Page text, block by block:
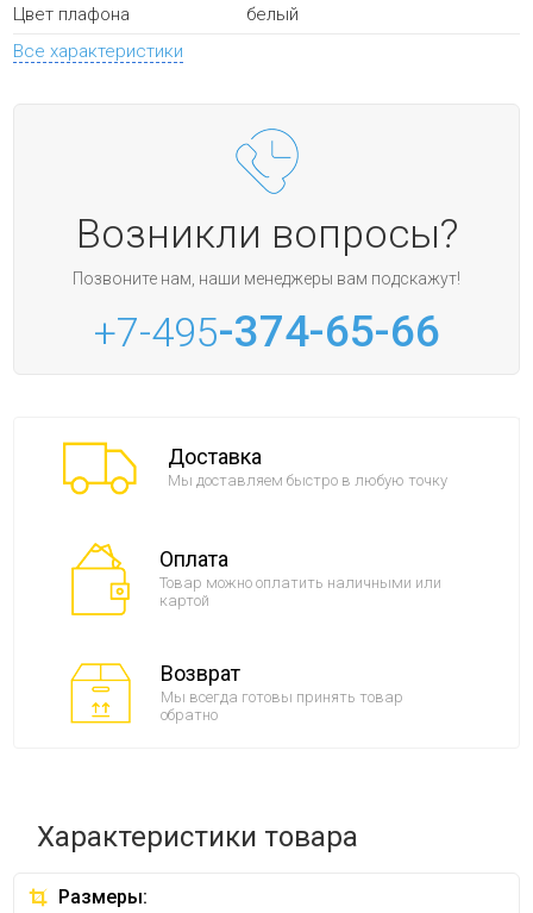
Цвет плафона
белый
Все характеристики
Возникли вопросы?
Позвоните нам, наши менеджеры вам подскажут!
+7-495-374-65-66
Доставка
Мы доставляем быстро в любую точку
Оплата
Товар можно оплатить наличными или
картой
Возврат
Мы всегда готовы принять товар
обратно
Характеристики товара
Размеры: